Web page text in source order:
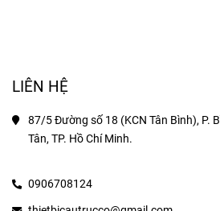
LIÊN HỆ
87/5 Đường số 18 (KCN Tân Bình), P.
Tân, TP. Hồ Chí Minh.
0906708124